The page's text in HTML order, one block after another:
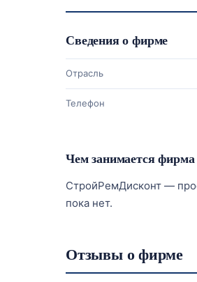
Сведения о фирме
Отрасль
Телефон
Чем занимается фирма
СтройРемДисконт —
пока нет.
Отзывы о фирме